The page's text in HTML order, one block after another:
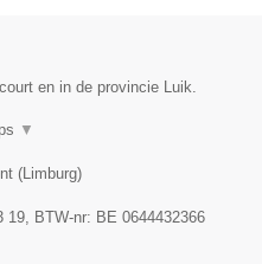
en in de provincie Luik.
▼
(Limburg)
19, BTW-nr: BE 0644432366